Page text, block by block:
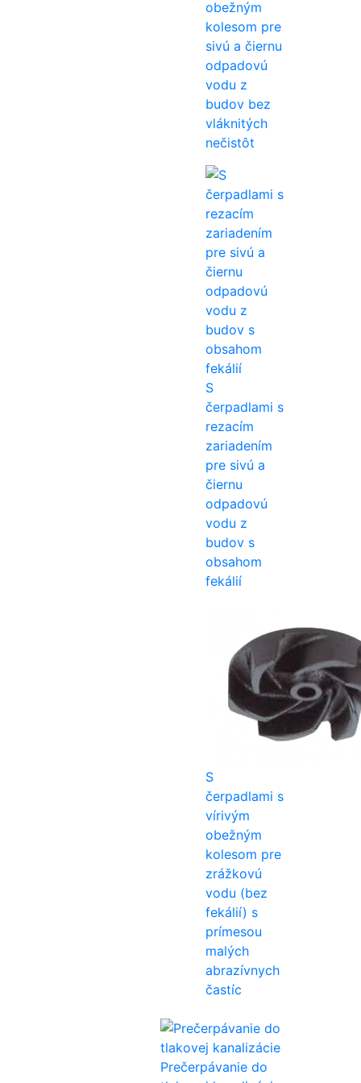
obežným
kolesom pre
sivú a čiernu
odpadovú
vodu z
budov bez
vláknitých
nečistôt
S
čerpadlami s
rezacím
zariadením
pre sivú a
čiernu
odpadovú
vodu z
budov s
obsahom
fekálií
S
čerpadlami s
vírivým
obežným
kolesom pre
zrážkovú
vodu (bez
fekálií) s
prímesou
malých
abrazívnych
častíc
Prečerpávanie do